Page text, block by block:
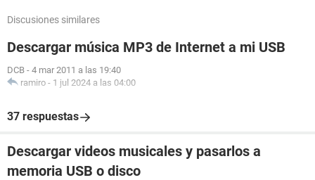
Discusiones similares
Descargar música MP3 de Internet a mi USB
DCB - 4 mar 2011 a las 19:40
ramiro - 1 jul 2024 a las 04:00
37 respuestas
Descargar videos musicales y pasarlos a
memoria USB o disco